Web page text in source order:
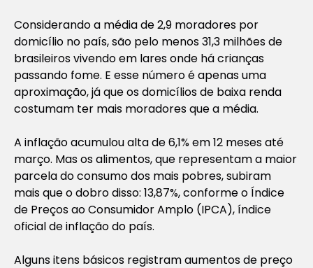
Considerando a média de 2,9 moradores por
domicílio no país, são pelo menos 31,3 milhões de
brasileiros vivendo em lares onde há crianças
passando fome. E esse número é apenas uma
aproximação, já que os domicílios de baixa renda
costumam ter mais moradores que a média.
A inflação acumulou alta de 6,1% em 12 meses até
março. Mas os alimentos, que representam a maior
parcela do consumo dos mais pobres, subiram
mais que o dobro disso: 13,87%, conforme o Índice
de Preços ao Consumidor Amplo (IPCA), índice
oficial de inflação do país.
Alguns itens básicos registram aumentos de preço